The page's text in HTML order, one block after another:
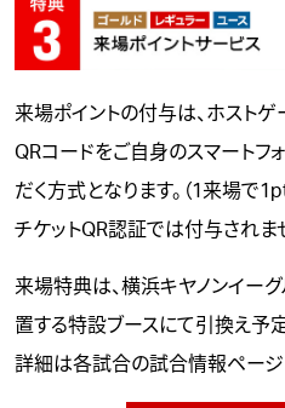
来場ポイントの付与は、ホスト
QRコードをご自身のスマートフ
だく方式となります。（1来場で
チケットQR認証では付与されま
来場特典は、横浜キヤノンイー
置する特設ブースにて引換え予定
詳細は各試合の試合情報ページ